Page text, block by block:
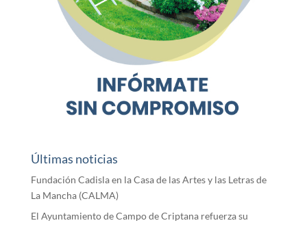
Últimas noticias
Fundación Cadisla en la Casa de las Artes y las Letras de
La Mancha (CALMA)
El Ayuntamiento de Campo de Criptana refuerza su